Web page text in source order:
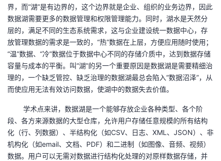
界，而“湖”是有边界的，这个边界就是企业、组织的业务边界，因此
数据湖需要更多的数据管理和权限管理能力。同时，湖水是天然分
层的，满足不同的生态系统需求，这与企业建设统一数据中心，存
放管理数据的需求是一致的，“热”数据在上层，方便应用随时使用；
“温”数据、“冷”数据位于数据中心不同的存储介质中，达到数据存储
容量与成本的平衡。叫“湖”的另一个重要原因是数据湖是需要精细治
理的，一个缺乏管控、缺乏治理的数据湖最总会陷入“数据沼泽”，从
而使应用无法有效访问数据，使湖中的数据失去价值。
学术点来讲，数据湖是一个能够存放企业各种类型、各个阶
段、各方来源数据的大型仓库，允许用户存储任意规模的所有结构
化（行、列数据）、半结构化（如CSV、日志、 XML 、 JSON）、非
机构化（如email、文档、 PDF）和二进制（如图像、音频、视频）
数据。用户可以无需对数据进行结构化处理的对原样数据存储，并